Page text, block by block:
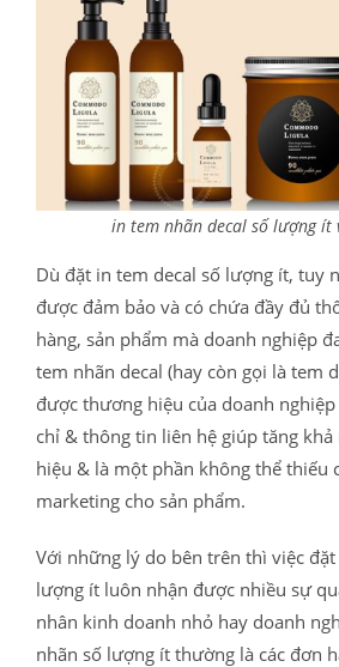
in tem nhãn decal số lượng ít
Dù đặt in tem decal số lượng ít, tuy
được đảm bảo và có chứa đầy đủ
hàng, sản phẩm mà doanh nghiệp
tem nhãn decal (hay còn gọi là tem
được thương hiệu của doanh
chỉ & thông tin liên hệ giúp tăng
hiệu & là một phần không thể thiếu
marketing cho sản phẩm.
Với những lý do bên trên thì việc
lượng ít luôn nhận được nhiều sự
nhân kinh doanh nhỏ hay doanh
nhãn số lượng ít thường là các đơn